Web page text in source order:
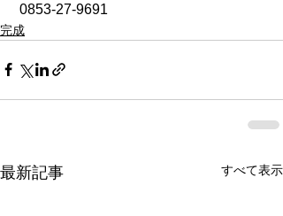
0853-27-9691
完成
最新記事 すべて表示